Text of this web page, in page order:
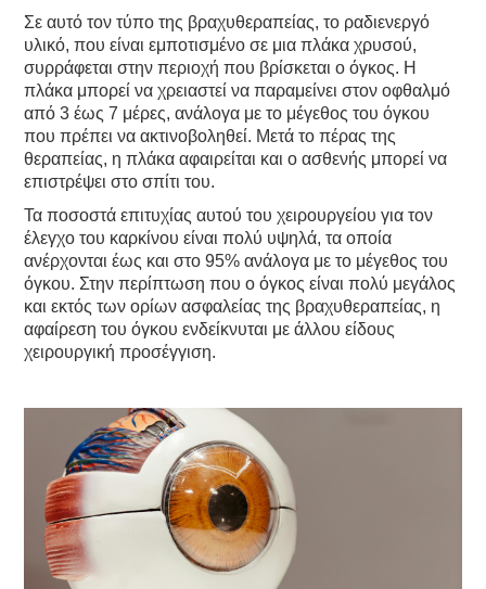
Σε αυτό τον τύπο της βραχυθεραπείας, το ραδιενεργό
υλικό, που είναι εμποτισμένο σε μια πλάκα χρυσού,
συρράφεται στην περιοχή που βρίσκεται ο όγκος. Η
πλάκα μπορεί να χρειαστεί να παραμείνει στον οφθαλμό
από 3 έως 7 μέρες, ανάλογα με το μέγεθος του όγκου
που πρέπει να ακτινοβοληθεί. Μετά το πέρας της
θεραπείας, η πλάκα αφαιρείται και ο ασθενής μπορεί να
επιστρέψει στο σπίτι του.
Τα ποσοστά επιτυχίας αυτού του χειρουργείου για τον
έλεγχο του καρκίνου είναι πολύ υψηλά, τα οποία
ανέρχονται έως και στο 95% ανάλογα με το μέγεθος του
όγκου. Στην περίπτωση που ο όγκος είναι πολύ μεγάλος
και εκτός των ορίων ασφαλείας της βραχυθεραπείας, η
αφαίρεση του όγκου ενδείκνυται με άλλου είδους
χειρουργική προσέγγιση.